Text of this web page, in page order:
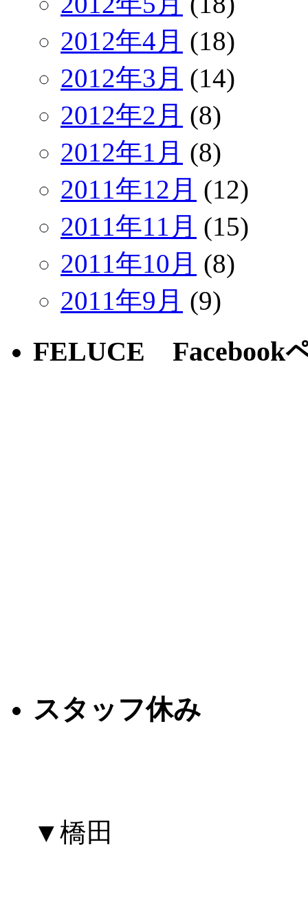
2012年4月 (18)
2012年3月 (14)
2012年2月 (8)
2012年1月 (8)
2011年12月 (12)
2011年11月 (15)
2011年10月 (8)
2011年9月 (9)
FELUCE Facebook
スタッフ休み
▼橋田